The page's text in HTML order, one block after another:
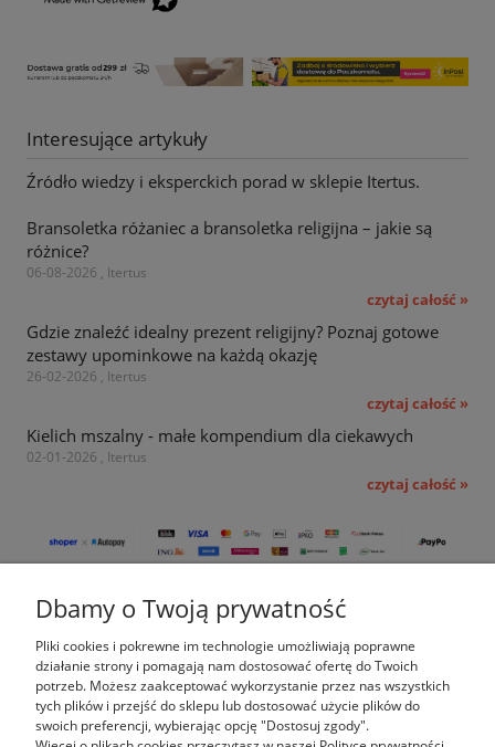
Interesujące artykuły
Źródło wiedzy i eksperckich porad w sklepie Itertus.
Bransoletka różaniec a bransoletka religijna – jakie są
różnice?
06-08-2026 , Itertus
czytaj całość »
Gdzie znaleźć idealny prezent religijny? Poznaj gotowe
zestawy upominkowe na każdą okazję
26-02-2026 , Itertus
czytaj całość »
Kielich mszalny - małe kompendium dla ciekawych
02-01-2026 , Itertus
czytaj całość »
Pomoc
Moje konto
Płatności i dostawa
Dbamy o Twoją prywatność
Pliki cookies i pokrewne im technologie umożliwiają poprawne
działanie strony i pomagają nam dostosować ofertę do Twoich
potrzeb. Możesz zaakceptować wykorzystanie przez nas wszystkich
tych plików i przejść do sklepu lub dostosować użycie plików do
swoich preferencji, wybierając opcję "Dostosuj zgody".